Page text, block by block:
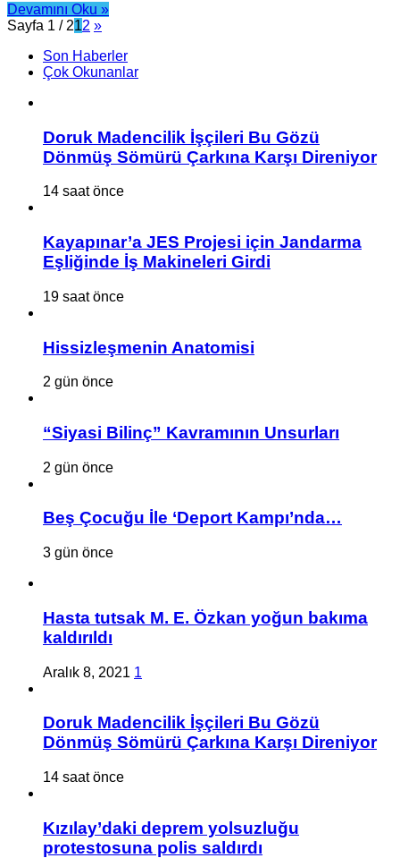
Devamını Oku »
Sayfa 1 / 212 »
Son Haberler
Çok Okunanlar
Doruk Madencilik İşçileri Bu Gözü
Dönmüş Sömürü Çarkına Karşı Direniyor
14 saat önce
Kayapınar’a JES Projesi için Jandarma
Eşliğinde İş Makineleri Girdi
19 saat önce
Hissizleşmenin Anatomisi
2 gün önce
“Siyasi Bilinç” Kavramının Unsurları
2 gün önce
Beş Çocuğu İle ‘Deport Kampı’nda…
3 gün önce
Hasta tutsak M. E. Özkan yoğun bakıma
kaldırıldı
Aralık 8, 2021 1
Doruk Madencilik İşçileri Bu Gözü
Dönmüş Sömürü Çarkına Karşı Direniyor
14 saat önce
Kızılay’daki deprem yolsuzluğu
protestosuna polis saldırdı